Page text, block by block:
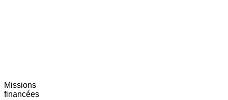
Missions
financées